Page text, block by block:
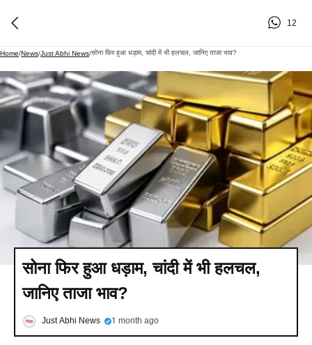
12
Home/News/Just Abhi News/सोना फिर हुआ धड़ाम, चांदी में भी हलचल, जानिए ताजा भाव?​
सोना फिर हुआ धड़ाम, चांदी में भी हलचल,
जानिए ताजा भाव?​
Just Abhi News 1 month ago